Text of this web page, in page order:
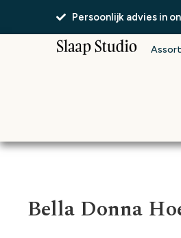
Persoonlijk advies in
Bella Donna